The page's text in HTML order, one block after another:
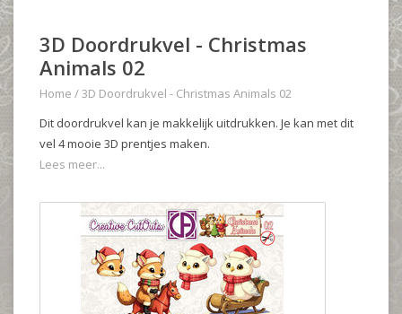
3D Doordrukvel - Christmas
Animals 02
Home /3D Doordrukvel - Christmas Animals 02
Dit doordrukvel kan je makkelijk uitdrukken. Je kan met dit
vel 4 mooie 3D prentjes maken.
Lees meer...